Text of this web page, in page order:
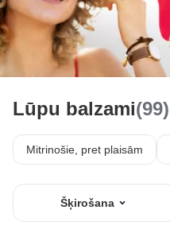
Lūpu balzami(99)
Mitrinošie, pret plaisām
Šķirošana